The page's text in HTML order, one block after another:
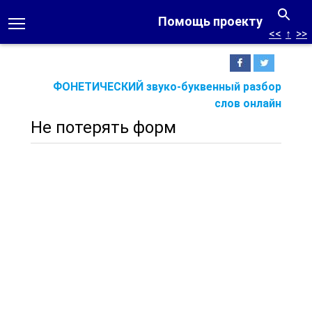
Помощь проекту
ФОНЕТИЧЕСКИЙ звуко-буквенный разбор
слов онлайн
<< ↑ >>
Не потерять форм